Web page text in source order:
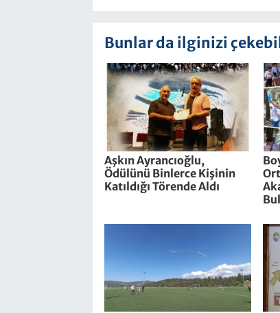
Bunlar da ilginizi
Aşkın Ayrancıoğlu,
Ödülünü Binlerce Kişinin
Katıldığı Törende Aldı